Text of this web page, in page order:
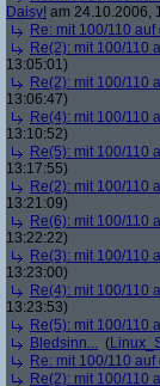
Daisy! am 24.10.2006,
Re: mit 100/110
Re(2): mit 100/110
13:05:01)
Re(2): mit 100/110
13:06:47)
Re(4): mit 100/110
13:10:52)
Re(5): mit 100/110
13:17:55)
Re(2): mit 100/110
13:21:09)
Re(6): mit 100/110
13:22:22)
Re(3): mit 100/110
13:23:00)
Re(4): mit 100/110
13:23:53)
Re(5): mit 100/110
Bledsinn... (
Re: mit 100/110
Re(2): mit 100/110